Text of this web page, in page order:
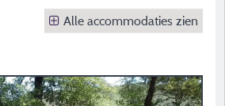
Alle accommodaties zien